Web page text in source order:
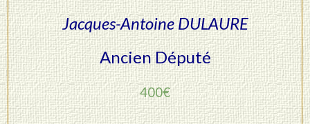
Jacques-Antoine DULAURE
Ancien Député
400€